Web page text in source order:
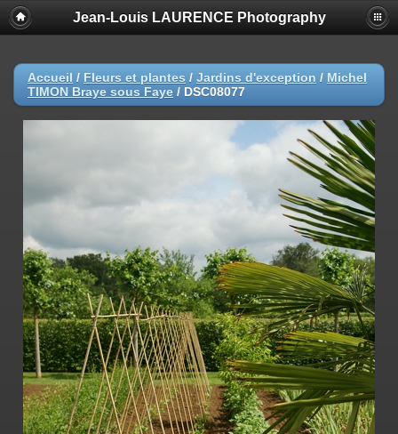
Jean-Louis LAURENCE Photography
Accueil / Fleurs et plantes / Jardins d'exception / Michel
TIMON Braye sous Faye / DSC08077